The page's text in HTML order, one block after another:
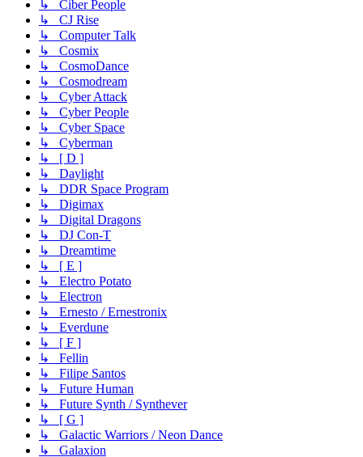
↳ Ciber People
↳ CJ Rise
↳ Computer Talk
↳ Cosmix
↳ CosmoDance
↳ Cosmodream
↳ Cyber Attack
↳ Cyber People
↳ Cyber Space
↳ Cyberman
↳ [ D ]
↳ Daylight
↳ DDR Space Program
↳ Digimax
↳ Digital Dragons
↳ DJ Con-T
↳ Dreamtime
↳ [ E ]
↳ Electro Potato
↳ Electron
↳ Ernesto / Ernestronix
↳ Everdune
↳ [ F ]
↳ Fellin
↳ Filipe Santos
↳ Future Human
↳ Future Synth / Synthever
↳ [ G ]
↳ Galactic Warriors / Neon Dance
↳ Galaxion